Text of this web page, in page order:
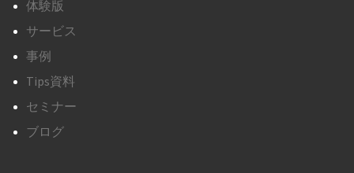
体験版
サービス
事例
Tips資料
セミナー
ブログ